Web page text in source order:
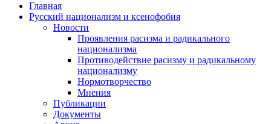
Главная
Русский национализм и ксенофобия
Новости
Проявления расизма и радикального
национализма
Противодействие расизму и радикальному
национализму
Нормотворчество
Мнения
Публикации
Документы